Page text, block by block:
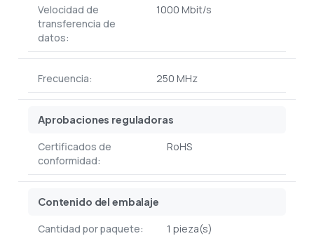
Velocidad de
transferencia de
datos:
1000 Mbit/s
Frecuencia: 250 MHz
Aprobaciones reguladoras
Certificados de
conformidad:
RoHS
Contenido del embalaje
Cantidad por paquete: 1 pieza(s)